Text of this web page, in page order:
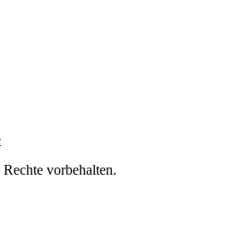
vorbehalten.